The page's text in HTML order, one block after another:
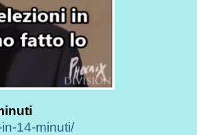
14-minuti/